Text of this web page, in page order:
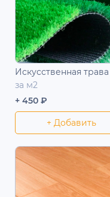
Искусственная трава
за м2
+ 450 ₽
+ Добавить